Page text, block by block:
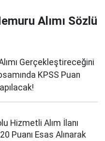
Alımı Sözlü
Gerçekleştireceğini
KPSS Puan
Hizmetli Alım İlanı
Puanı Esas Alınarak